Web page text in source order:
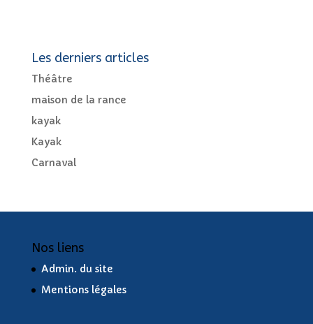
Les derniers articles
Théâtre
maison de la rance
kayak
Kayak
Carnaval
Nos liens
Admin. du site
Mentions légales